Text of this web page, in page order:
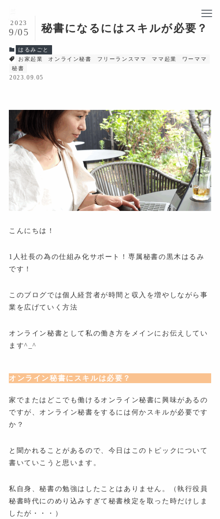
秘書になるにはスキルが必要？
2023
9/05
はるみごと
お家起業
オンライン秘書 フリーランスママ ママ起業
ワーママ
秘書
2023.09.05
こんにちは！
1人社長の為の仕組み化サポート！専属秘書の黒木はるみ
です！
このブログでは個人経営者が時間と収入を増やしながら事
業を広げていく方法
オンライン秘書として私の働き方をメインにお伝えしてい
ます^_^
オンライン秘書にスキルは必要？
家でまたはどこでも働けるオンライン秘書に興味があるの
ですが、オンライン秘書をするには何かスキルが必要です
か？
と聞かれることがあるので、今日はこのトピックについて
書いていこうと思います。
私自身、秘書の勉強はしたことはありません。（執行役員
秘書時代にのめり込みすぎて秘書検定を取った時だけしま
したが・・・）